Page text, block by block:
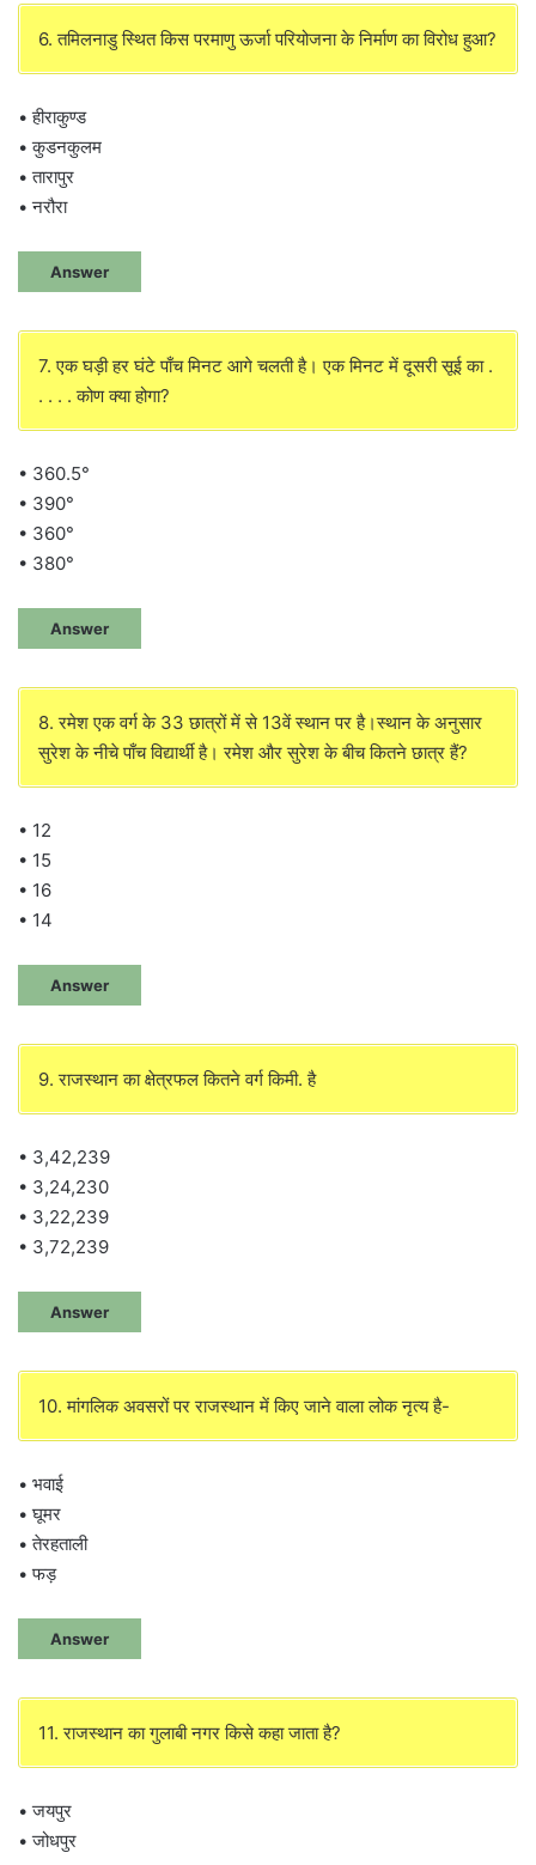
6. तमिलनाडु स्थित किस परमाणु ऊर्जा परियोजना के निर्माण का विरोध हुआ?
• हीराकुण्ड
• कुडनकुलम
• तारापुर
• नरौरा
Answer
7. एक घड़ी हर घंटे पाँच मिनट आगे चलती है। एक मिनट में दूसरी सूई का .
. . . . कोण क्या होगा?
• 360.5°
• 390°
• 360°
• 380°
Answer
8. रमेश एक वर्ग के 33 छात्रों में से 13वें स्थान पर है।स्थान के अनुसार
सुरेश के नीचे पाँच विद्यार्थी है। रमेश और सुरेश के बीच कितने छात्र हैं?
• 12
• 15
• 16
• 14
Answer
9. राजस्थान का क्षेत्रफल कितने वर्ग किमी. है
• 3,42,239
• 3,24,230
• 3,22,239
• 3,72,239
Answer
10. मांगलिक अवसरों पर राजस्थान में किए जाने वाला लोक नृत्य है-
• भवाई
• घूमर
• तेरहताली
• फड़
Answer
11. राजस्थान का गुलाबी नगर किसे कहा जाता है?
• जयपुर
• जोधपुर